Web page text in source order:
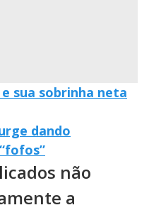
sua sobrinha neta
dando
não
a